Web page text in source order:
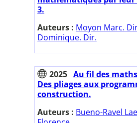
3.
Auteurs : Moyon Marc.
Dominique. Dir.
2025 Au fil des
Des pliages aux
construction.
Auteurs : Bueno-Ravel